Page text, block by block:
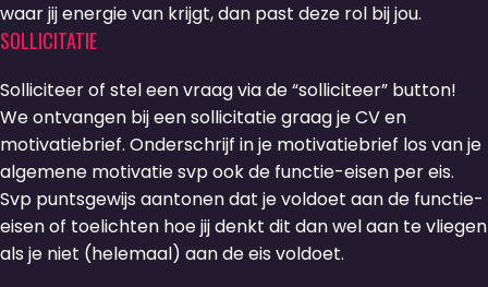
waar jij energie van krijgt, dan past deze rol bij jou.
SOLLICITATIE
Solliciteer of stel een vraag via de “solliciteer” button!
We ontvangen bij een sollicitatie graag je CV en
motivatiebrief. Onderschrijf in je motivatiebrief los van je
algemene motivatie svp ook de functie-eisen per eis.
Svp puntsgewijs aantonen dat je voldoet aan de functie-
eisen of toelichten hoe jij denkt dit dan wel aan te vliegen
als je niet (helemaal) aan de eis voldoet.